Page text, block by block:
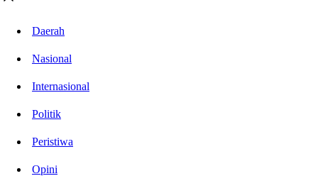
Daerah
Nasional
Internasional
Politik
Peristiwa
Opini